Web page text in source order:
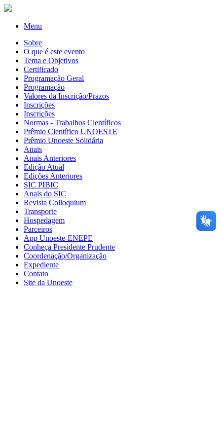
Menu
Sobre
O que é este evento
Tema e Objetivos
Certificado
Programação Geral
Programação
Valores da Inscrição/Prazos
Inscrições
Inscrições
Normas - Trabalhos Científicos
Prêmio Científico UNOESTE
Prêmio Unoeste Solidária
Anais
Anais Anteriores
Edição Atual
Edições Anteriores
SIC PIBIC
Anais do SIC
Revista Colloquium
Transporte
Hospedagem
Parceiros
App Unoeste-ENEPE
Conheça Presidente Prudente
Coordenação/Organização
Expediente
Contato
Site da Unoeste